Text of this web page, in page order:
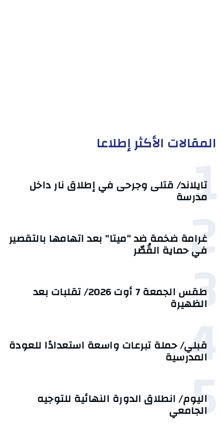
المقالات الأكثر إطلاعا
1
تايلاند/ قتلى وجرحى في إطلاق نار داخل
مدرسة
2
غرامة ضخمة ضد “ميتا” بعد اتهامها بالتقصير
في حماية القُصّر
3 طقس الجمعة 7 أوت 2026/ تقلبات بعد
الظهيرة
4
قبلي/ حملة تبرعات واسعة استعدادًا للعودة
المدرسية
5
اليوم/ انطلاق الدورة النهائية للتوجيه
الجامعي